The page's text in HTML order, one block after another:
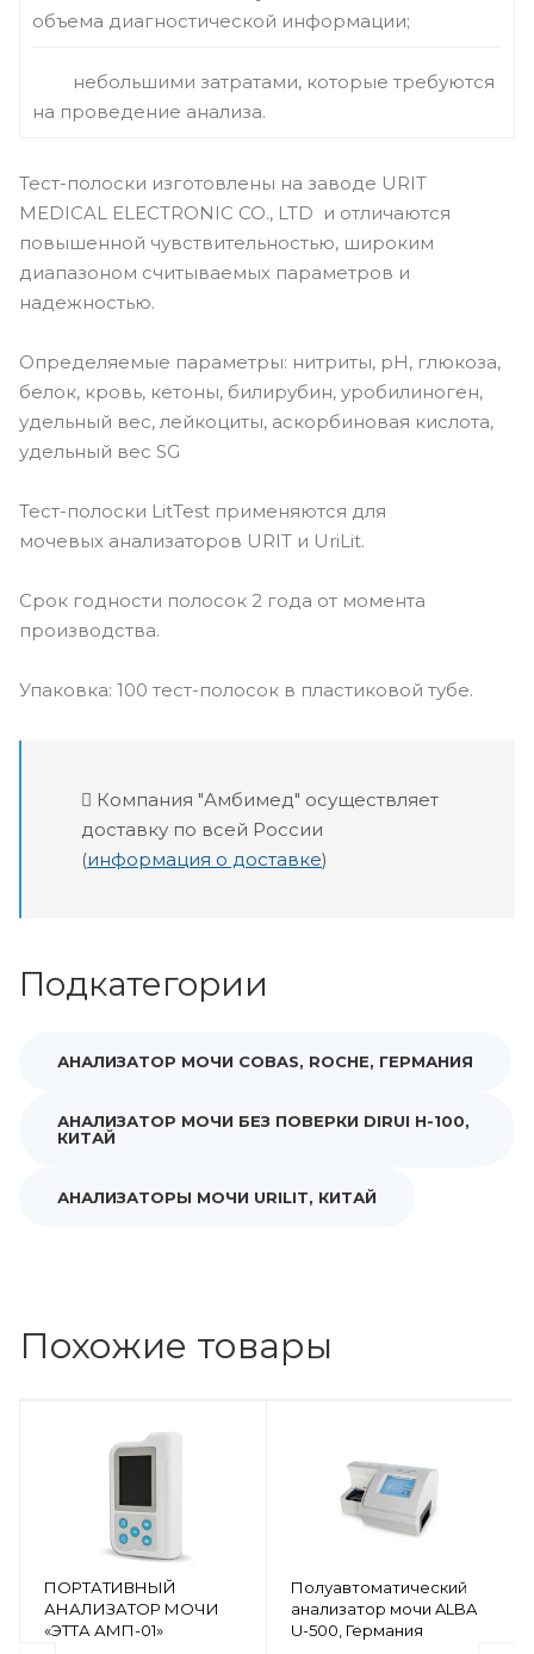
объема диагностической информации;
небольшими затратами, которые требуются
на проведение анализа.
Тест-полоски изготовлены на заводе URIT
MEDICAL ELECTRONIC CO., LTD и отличаются
повышенной чувствительностью, широким
диапазоном считываемых параметров и
надежностью.
Определяемые параметры: нитриты, pH, глюкоза,
белок, кровь, кетоны, билирубин, уробилиноген,
удельный вес, лейкоциты, аскорбиновая кислота,
удельный вес SG
Тест-полоски LitTest применяются для
мочевых анализаторов URIT и UriLit.
Срок годности полосок 2 года от момента
производства.
Упаковка: 100 тест-полосок в пластиковой тубе.
Компания "Амбимед" осуществляет
доставку по всей России
(информация о доставке)
Подкатегории
АНАЛИЗАТОР МОЧИ COBAS, ROCHE, ГЕРМАНИЯ
АНАЛИЗАТОР МОЧИ БЕЗ ПОВЕРКИ DIRUI H-100,
КИТАЙ
АНАЛИЗАТОРЫ МОЧИ URILIT, КИТАЙ
Похожие товары
ПОРТАТИВНЫЙ
АНАЛИЗАТОР МОЧИ
«ЭТТА АМП-01»
Полуавтоматический
анализатор мочи ALBA
U-500, Германия